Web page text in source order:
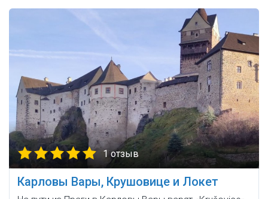
1 отзыв
Карловы Вары, Крушовице и Локет